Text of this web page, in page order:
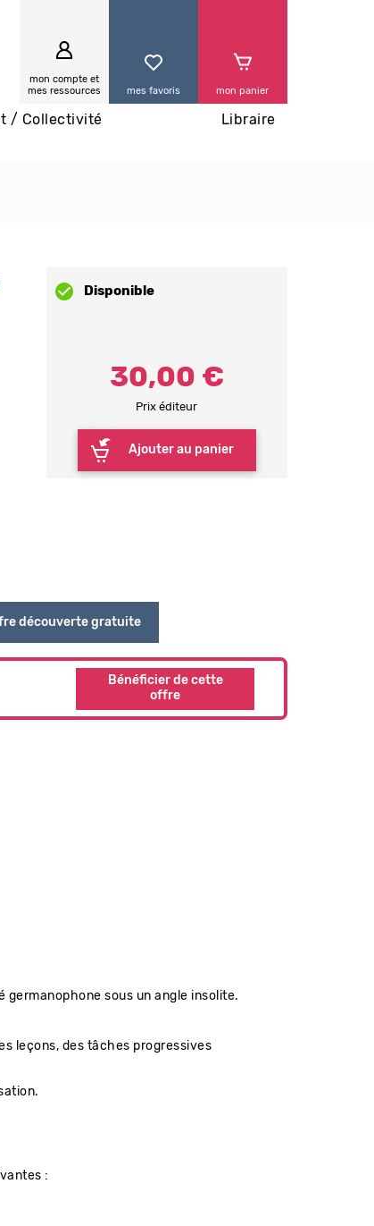
mon compte et
mes ressources
mes favoris mon panier
/ Collectivité Libraire
Disponible
Prix éditeur
30,00 €
Ajouter au panier
découverte gratuite
Bénéficier de cette
offre
sous un angle insolite.
leçons, des tâches progressives
: